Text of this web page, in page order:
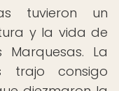
tuvieron un
y la vida de
La
trajo consigo